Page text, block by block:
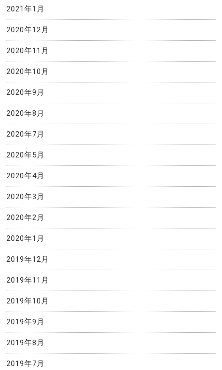
2021年1月
2020年12月
2020年11月
2020年10月
2020年9月
2020年8月
2020年7月
2020年5月
2020年4月
2020年3月
2020年2月
2020年1月
2019年12月
2019年11月
2019年10月
2019年9月
2019年8月
2019年7月